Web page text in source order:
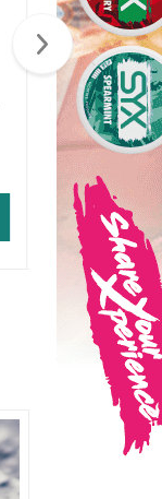
SYX POD
Vyšší výkon,
prietok